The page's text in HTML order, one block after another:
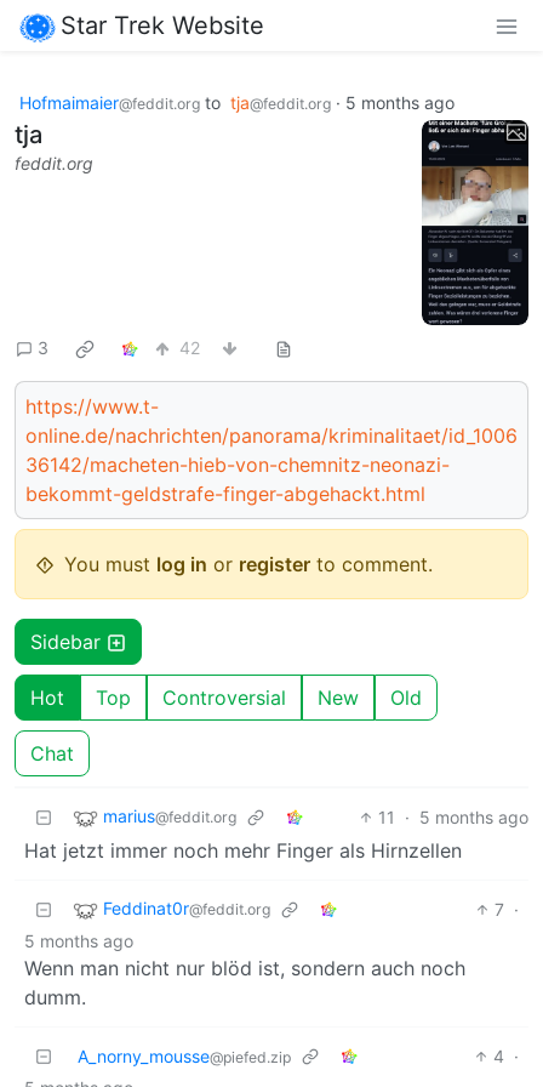
Star Trek Website
Hofmaimaier@feddit.org to tja@feddit.org · 5 months ago
tja
feddit.org
3 42
https://www.t-
online.de/nachrichten/panorama/kriminalitaet/id_1006
36142/macheten-hieb-von-chemnitz-neonazi-
bekommt-geldstrafe-finger-abgehackt.html
You must log in or register to comment.
Sidebar
Hot Top Controversial New Old
Chat
marius@feddit.org 11 · 5 months ago
Hat jetzt immer noch mehr Finger als Hirnzellen
Feddinat0r@feddit.org 7 ·
5 months ago
Wenn man nicht nur blöd ist, sondern auch noch
dumm.
A_norny_mousse@piefed.zip 4 ·